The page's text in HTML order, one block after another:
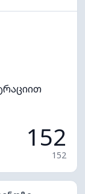
152
152